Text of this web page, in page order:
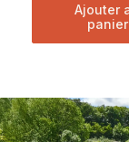
ajouter au
panier